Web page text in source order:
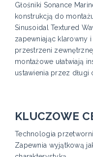
Głośniki Sonance
konstrukcją do
Sinusoidal Textured
zapewniając klarowny
przestrzeni
montażowe ułatwiają
ustawienia przez długi
KLUCZOWE
Technologia
Zapewnia wyjątkową